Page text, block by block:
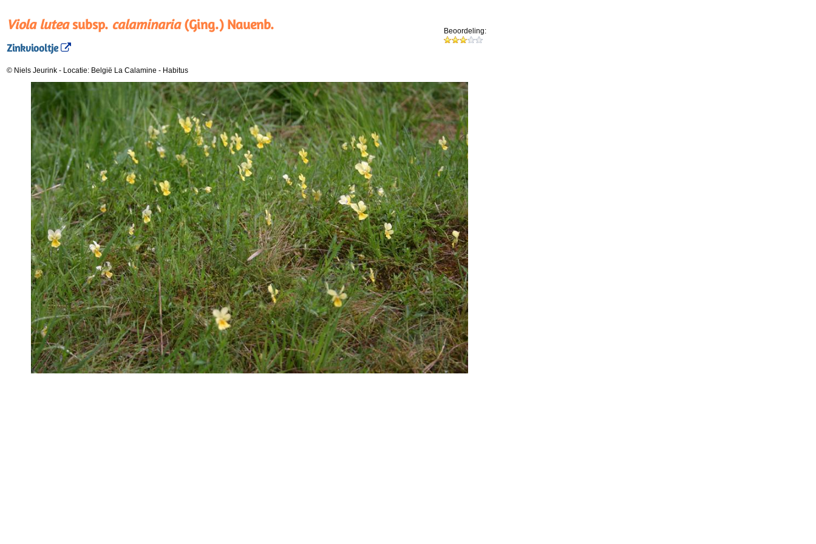
Viola luteasubsp. calaminaria(Ging.) Nauenb.
Zinkviooltje
Beoordeling:
© Niels Jeurink - Locatie: België La Calamine - Habitus